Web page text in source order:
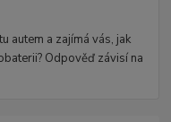
autem a zajímá vás, jak
Odpověď závisí na